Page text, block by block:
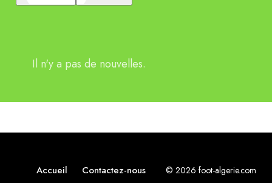
Il n'y a pas de nouvelles.
Accueil Contactez-nous © 2026 foot-algerie.com